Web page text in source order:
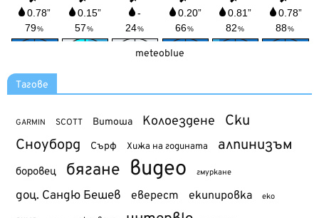
meteoblue
Тагове
GARMIN SCOTT Витоша Колоездене Ски
Сноуборд Сърф Хижа на годината алпинизъм
боровец бягане видео гмуркане
доц. Сандю Бешев еверест екипировка еко